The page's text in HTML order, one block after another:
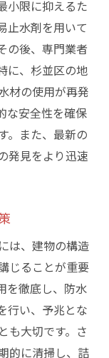
小限に抑えるた
止水剤を用いて
の後、専門業者
に、杉並区の地
材の使用が再発
な安全性を確保
。また、最新の
発見をより迅速
は、建物の構造
じることが重要
を徹底し、防水
行い、予兆とな
も大切です。さ
的に清掃し、詰